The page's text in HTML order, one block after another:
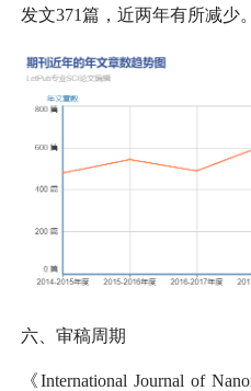
发文371篇，近两年有所减少。
六、审稿周期
《International Journal of